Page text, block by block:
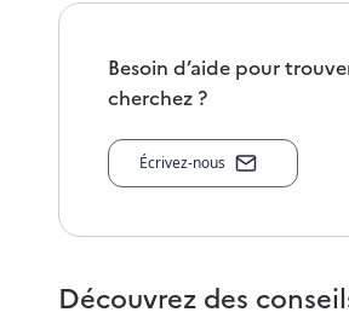
Besoin d’aide pour
cherchez ?
Écrivez-nous
Découvrez des